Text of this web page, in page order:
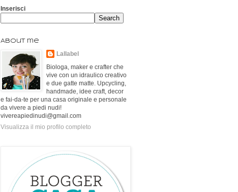
Inserisci
About me
Lallabel
Biologa, maker e crafter che
vive con un idraulico creativo
e due gatte matte. Upcycling,
handmade, idee craft, decor
e fai-da-te per una casa originale e personale
da vivere a piedi nudi!
vivereapiedinudi@gmail.com
Visualizza il mio profilo completo